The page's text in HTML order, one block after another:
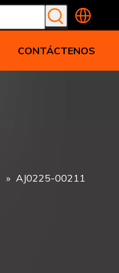
CONTÁCTENOS
» AJ0225-00211